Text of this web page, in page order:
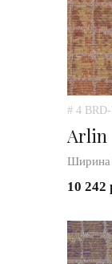
# 4 BRD-
Arlin
Ширина
10 242